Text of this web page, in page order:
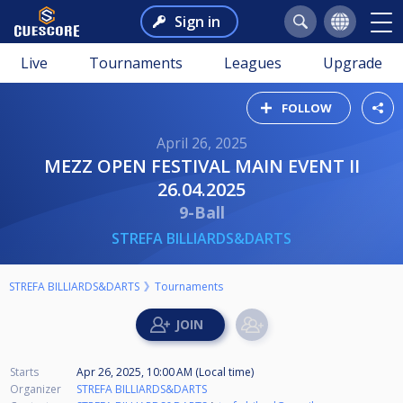
Sign in
Live Tournaments Leagues Upgrade
FOLLOW
April 26, 2025
MEZZ OPEN FESTIVAL MAIN EVENT II
26.04.2025
9-Ball
STREFA BILLIARDS&DARTS
STREFA BILLIARDS&DARTS Tournaments
Starts
Apr 26, 2025, 10:00 AM (Local time)
Organizer
STREFA BILLIARDS&DARTS